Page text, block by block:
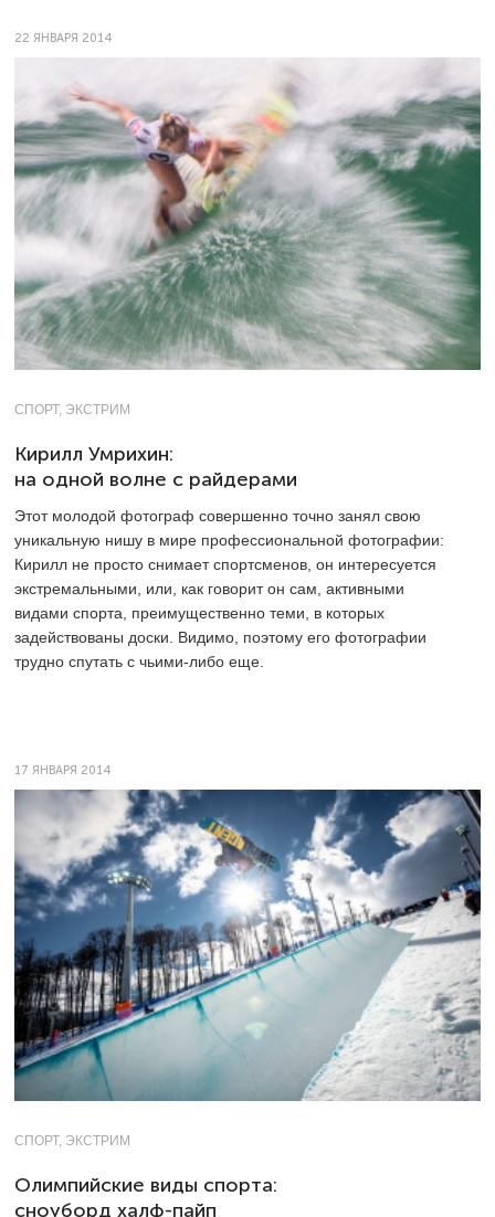
22 ЯНВАРЯ 2014
СПОРТ, ЭКСТРИМ
Кирилл Умрихин:
на одной волне с райдерами
Этот молодой фотограф совершенно точно занял свою
уникальную нишу в мире профессиональной фотографии:
Кирилл не просто снимает спортсменов, он интересуется
экстремальными, или, как говорит он сам, активными
видами спорта, преимущественно теми, в которых
задействованы доски. Видимо, поэтому его фотографии
трудно спутать с чьими-либо еще.
17 ЯНВАРЯ 2014
СПОРТ, ЭКСТРИМ
Олимпийские виды спорта:
сноуборд халф-пайп